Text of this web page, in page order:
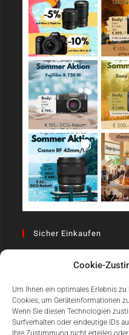
Cookie-
Um Ihnen ein optimales Erlebnis
Cookies, um Geräteinformationen
Wenn Sie diesen Technologien
Surfverhalten oder eindeutige IDs
Ihre Zustimmung nicht erteilen
Sicher Einkaufen
Einfach Online